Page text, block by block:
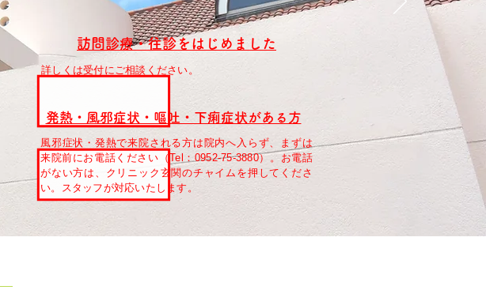
訪問診療・往診をはじめました
詳しくは受付にご相談ください。
発熱・風邪症状・嘔吐・下痢症状がある方
風邪症状・発熱で来院される方は院内へ入らず、まずは
来院前にお電話ください（Tel：0952-75-3880）。お電話
がない方は、クリニック玄関のチャイムを押してくださ
い。スタッフが対応いたします。